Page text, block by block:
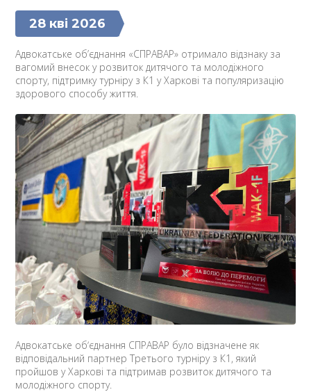
28 кві 2026
Адвокатське об’єднання «СПРАВАР» отримало відзнаку за
вагомий внесок у розвиток дитячого та молодіжного
спорту, підтримку турніру з К1 у Харкові та популяризацію
здорового способу життя.
Адвокатське обʼєднання СПРАВАР було відзначене як
відповідальний партнер Третього турніру з К1, який
пройшов у Харкові та підтримав розвиток дитячого та
молодіжного спорту.